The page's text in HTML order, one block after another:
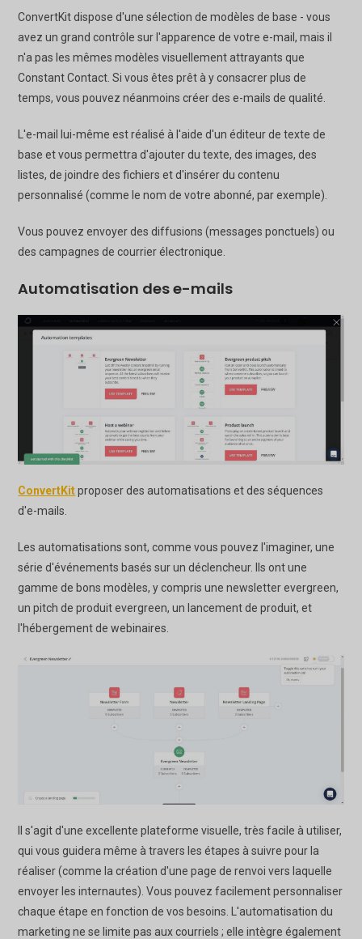
ConvertKit dispose d'une sélection de modèles de base - vous
avez un grand contrôle sur l'apparence de votre e-mail, mais il
n'a pas les mêmes modèles visuellement attrayants que
Constant Contact. Si vous êtes prêt à y consacrer plus de
temps, vous pouvez néanmoins créer des e-mails de qualité.
L'e-mail lui-même est réalisé à l'aide d'un éditeur de texte de
base et vous permettra d'ajouter du texte, des images, des
listes, de joindre des fichiers et d'insérer du contenu
personnalisé (comme le nom de votre abonné, par exemple).
Vous pouvez envoyer des diffusions (messages ponctuels) ou
des campagnes de courrier électronique.
Automatisation des e-mails
ConvertKitproposer des automatisations et des séquences
d'e-mails.
Les automatisations sont, comme vous pouvez l'imaginer, une
série d'événements basés sur un déclencheur. Ils ont une
gamme de bons modèles, y compris une newsletter evergreen,
un pitch de produit evergreen, un lancement de produit, et
l'hébergement de webinaires.
Il s'agit d'une excellente plateforme visuelle, très facile à utiliser,
qui vous guidera même à travers les étapes à suivre pour la
réaliser (comme la création d'une page de renvoi vers laquelle
envoyer les internautes). Vous pouvez facilement personnaliser
chaque étape en fonction de vos besoins. L'automatisation du
marketing ne se limite pas aux courriels ; elle intègre également